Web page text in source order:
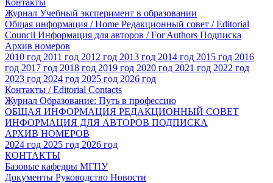
Журнал Учебный эксперимент в образовании
Общая информация / Home Редакционный совет / Editorial
Council Информация для авторов / For Authors Подписка
Архив номеров
2010 год 2011 год 2012 год 2013 год 2014 год 2015 год 2016
год 2017 год 2018 год 2019 год 2020 год 2021 год 2022 год
2023 год 2024 год 2025 год 2026 год
Контакты / Editorial Contacts
Журнал Образование: Путь в профессию
ОБЩАЯ ИНФОРМАЦИЯ РЕДАКЦИОННЫЙ СОВЕТ
ИНФОРМАЦИЯ ДЛЯ АВТОРОВ ПОДПИСКА
АРХИВ НОМЕРОВ
2024 год 2025 год 2026 год
КОНТАКТЫ
Базовые кафедры МГПУ
Документы Руководство Новости